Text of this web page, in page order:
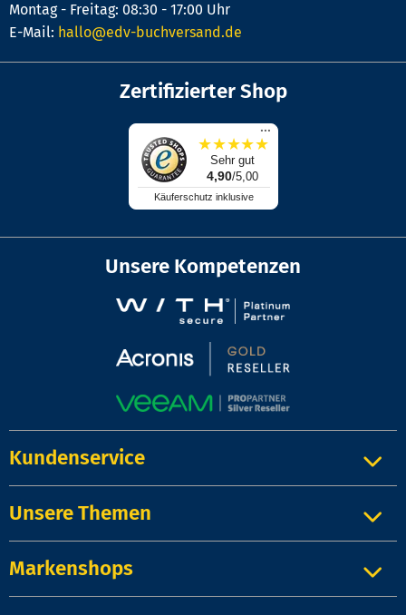
Montag - Freitag: 08:30 - 17:00 Uhr
E-Mail: hallo@edv-buchversand.de
Zertifizierter Shop
...
★★★★★
Sehr gut
4,90/5,00
Käuferschutz inklusive
Unsere Kompetenzen
Kundenservice
Unsere Themen
Markenshops